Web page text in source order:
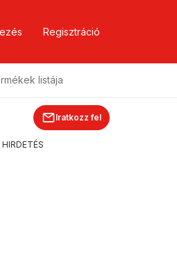
Regisztráció
listája
Iratkozz fel
HIRDETÉS